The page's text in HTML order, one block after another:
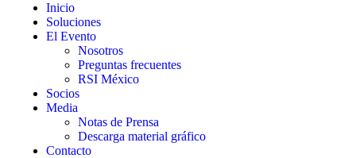
Inicio
Soluciones
El Evento
Nosotros
Preguntas frecuentes
RSI México
Socios
Media
Notas de Prensa
Descarga material gráfico
Contacto